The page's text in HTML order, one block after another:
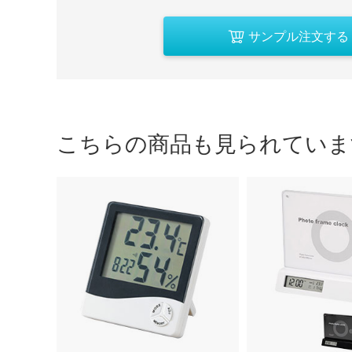
サンプル注文する
こちらの商品も見られてい